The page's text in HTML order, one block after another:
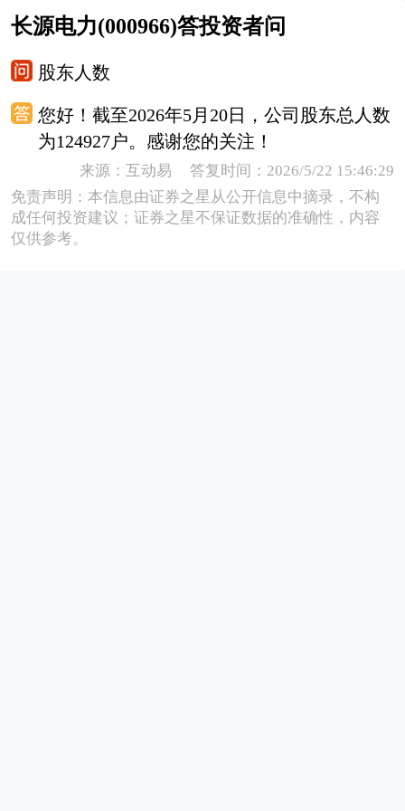
长源电力(000966)答投资者问
股东人数
您好！截至2026年5月20日，公司股东总人数
为124927户。感谢您的关注！
来源：互动易 答复时间：2026/5/22 15:46:29
免责声明：本信息由证券之星从公开信息中摘录，不构
成任何投资建议；证券之星不保证数据的准确性，内容
仅供参考。